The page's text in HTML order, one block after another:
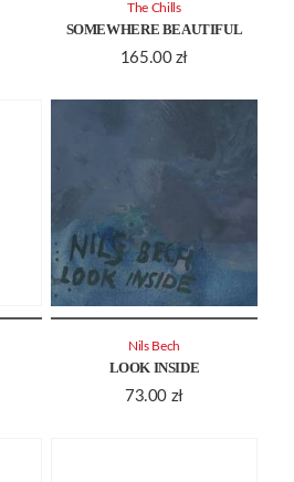
SOMEWHERE BEAUTIFUL
165.00 zł
The Chills
LOOK INSIDE
73.00 zł
Nils Bech